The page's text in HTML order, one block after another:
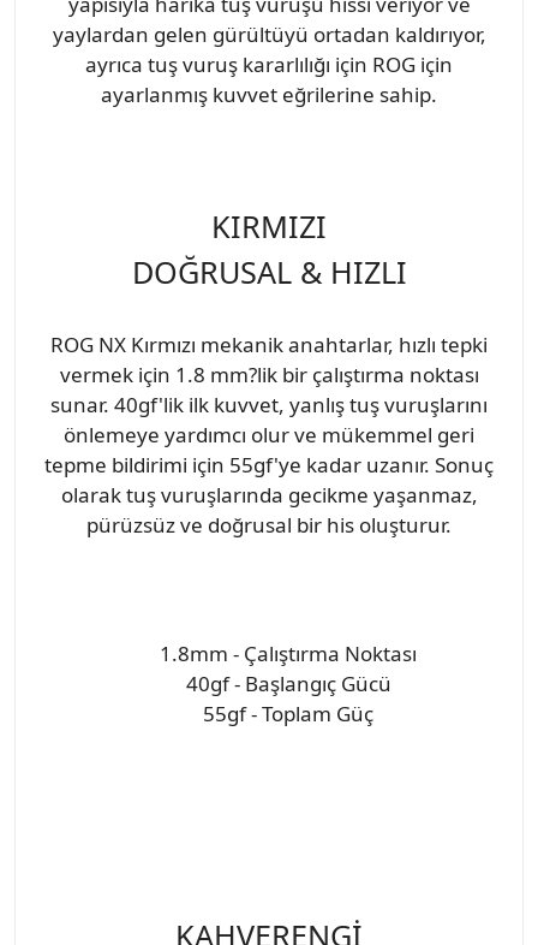
yaylardan gelen gürültüyü ortadan kaldırıyor,
ayrıca tuş vuruş kararlılığı için ROG için
ayarlanmış kuvvet eğrilerine sahip.
KIRMIZI
DOĞRUSAL & HIZLI
ROG NX Kırmızı mekanik anahtarlar, hızlı tepki
vermek için 1.8 mm?lik bir çalıştırma noktası
sunar. 40gf'lik ilk kuvvet, yanlış tuş vuruşlarını
önlemeye yardımcı olur ve mükemmel geri
tepme bildirimi için 55gf'ye kadar uzanır. Sonuç
olarak tuş vuruşlarında gecikme yaşanmaz,
pürüzsüz ve doğrusal bir his oluşturur.
1.8mm - Çalıştırma Noktası
40gf - Başlangıç Gücü
55gf - Toplam Güç
KAHVERENGİ